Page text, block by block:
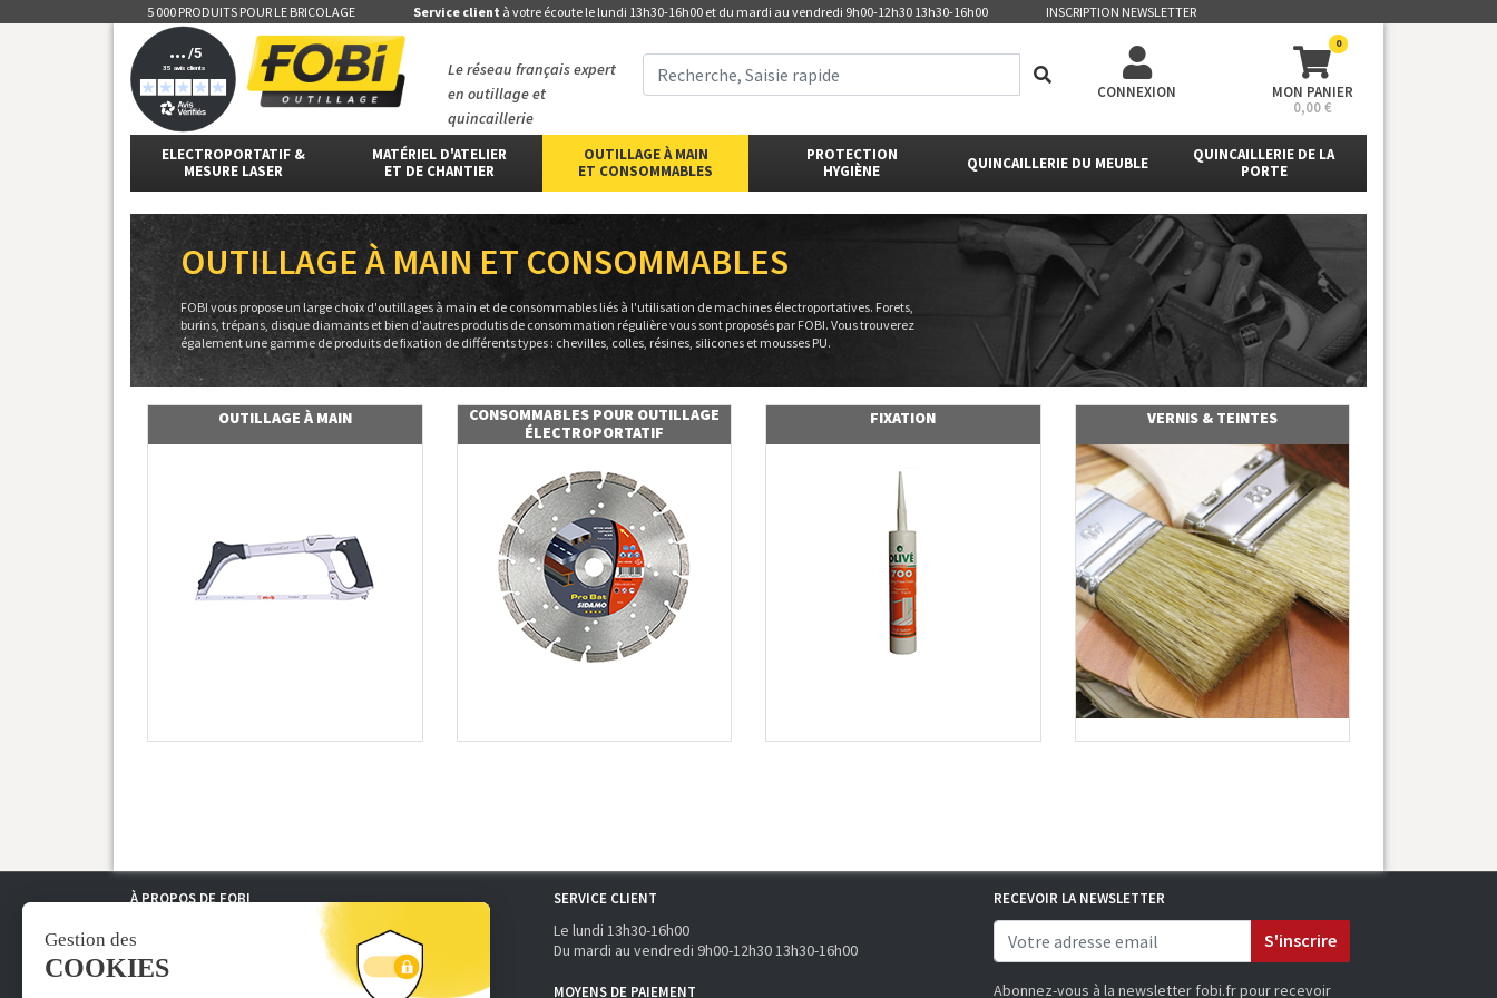
5 000 PRODUITS POUR LE BRICOLAGE Service client à votre écoute le lundi 13h30-16h00 et du mardi au vendredi 9h00-12h30 13h30-16h00 INSCRIPTION NEWSLETTER
Le réseau français expert
en outillage et
quincaillerie
CONNEXION
0
MON PANIER
0,00 €
ELECTROPORTATIF &
MESURE LASER
MATÉRIEL D'ATELIER
ET DE CHANTIER
OUTILLAGE À MAIN
ET CONSOMMABLES
PROTECTION
HYGIÈNE
QUINCAILLERIE DU MEUBLE
QUINCAILLERIE DE LA
PORTE
OUTILLAGE À MAIN ET CONSOMMABLES
FOBI vous propose un large choix d'outillages à main et de consommables liés à l'utilisation de machines électroportatives. Forets,
burins, trépans, disque diamants et bien d'autres produtis de consommation régulière vous sont proposés par FOBI. Vous trouverez
également une gamme de produits de fixation de différents types : chevilles, colles, résines, silicones et mousses PU.
OUTILLAGE À MAIN
CONSOMMABLES POUR OUTILLAGE
ÉLECTROPORTATIF
FIXATION VERNIS & TEINTES
À PROPOS DE FOBI
› Qui sommes nous ?
› Nos conditions générales de vente
SERVICE CLIENT
Le lundi 13h30-16h00
Du mardi au vendredi 9h00-12h30 13h30-16h00
MOYENS DE PAIEMENT
RECEVOIR LA NEWSLETTER
S'inscrire
Abonnez-vous à la newsletter fobi.fr pour recevoir